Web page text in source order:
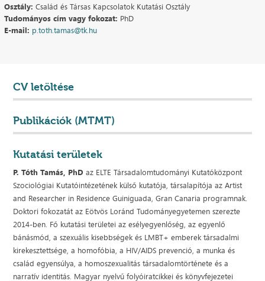
Osztály: Család és Társas Kapcsolatok Kutatási Osztály
Tudományos cím vagy fokozat: PhD
E-mail: p.toth.tamas@tk.hu
CV letöltése
Publikációk (MTMT)
Kutatási területek
P. Tóth Tamás, PhD az ELTE Társadalomtudományi Kutatóközpont
Szociológiai Kutatóintézetének külső kutatója, társalapítója az Artist
and Researcher in Residence Guiniguada, Gran Canaria programnak.
Doktori fokozatát az Eötvös Loránd Tudományegyetemen szerezte
2014-ben. Fő kutatási területei az esélyegyenlőség, az egyenlő
bánásmód, a szexuális kisebbségek és LMBT+ emberek társadalmi
kirekesztettsége, a homofóbia, a HIV/AIDS prevenció, a munka és
család egyensúlya, a homoszexualitás társadalomtörténete és a
narratív identitás. Magyar nyelvű folyóiratcikkei és könyvfejezetei